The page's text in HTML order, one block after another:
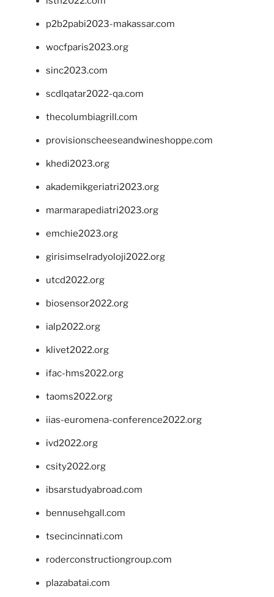
p2b2pabi2023-makassar.com
wocfparis2023.org
sinc2023.com
scdlqatar2022-qa.com
thecolumbiagrill.com
provisionscheeseandwineshoppe.com
khedi2023.org
akademikgeriatri2023.org
marmarapediatri2023.org
emchie2023.org
girisimselradyoloji2022.org
utcd2022.org
biosensor2022.org
ialp2022.org
klivet2022.org
ifac-hms2022.org
taoms2022.org
iias-euromena-conference2022.org
ivd2022.org
csity2022.org
ibsarstudyabroad.com
bennusehgall.com
tsecincinnati.com
roderconstructiongroup.com
plazabatai.com